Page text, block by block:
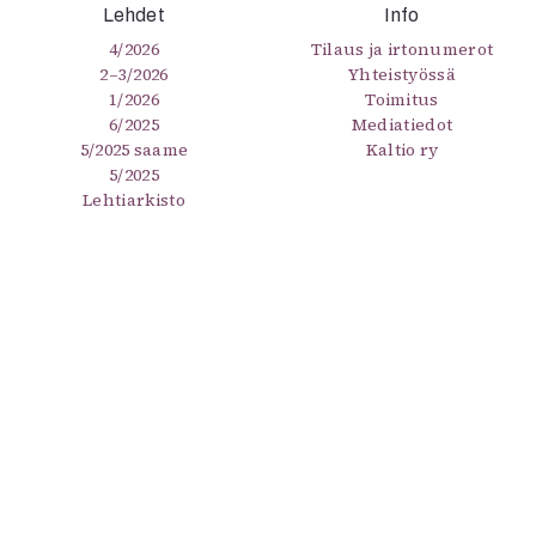
Lehdet
4/2026
2–3/2026
1/2026
6/2025
5/2025 saame
5/2025
Lehtiarkisto
Info
Tilaus ja irtonumerot
Yhteistyössä
Toimitus
Mediatiedot
Kaltio ry